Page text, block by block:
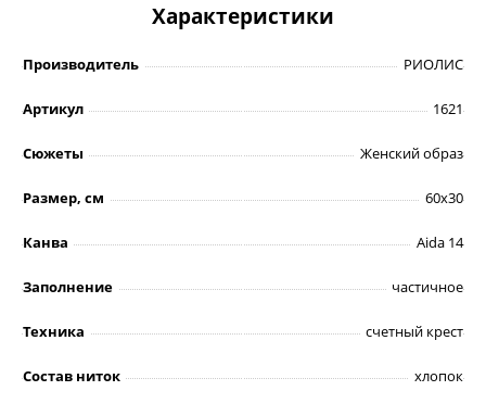
Характеристики
Производитель РИОЛИС
Артикул 1621
Сюжеты Женский образ
Размер, см 60х30
Канва Aida 14
Заполнение частичное
Техника счетный крест
Состав ниток хлопок